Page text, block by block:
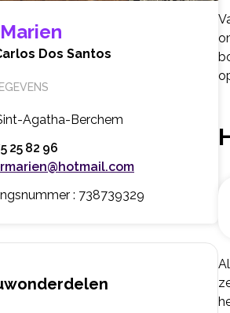
Dos Santos
Agatha-Berchem
25 82 96
: 738739329